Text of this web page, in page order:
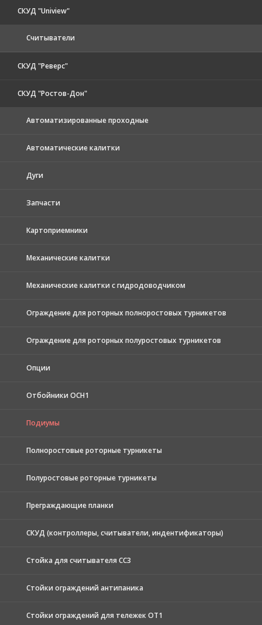
СКУД "Uniview"
Считыватели
СКУД "Реверс"
СКУД "Ростов-Дон"
Автоматизированные проходные
Автоматические калитки
Дуги
Запчасти
Картоприемники
Механические калитки
Механические калитки с гидродоводчиком
Ограждение для роторных полноростовых турникетов
Ограждение для роторных полуростовых турникетов
Опции
Отбойники ОСН1
Подиумы
Полноростовые роторные турникеты
Полуростовые роторные турникеты
Преграждающие планки
СКУД (контроллеры, считыватели, индентификаторы)
Стойка для считывателя СС3
Стойки ограждений антипаника
Стойки ограждений для тележек ОТ1